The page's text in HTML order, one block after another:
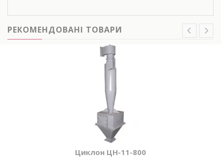
РЕКОМЕНДОВАНІ ТОВАРИ
Циклон ЦН-11-800